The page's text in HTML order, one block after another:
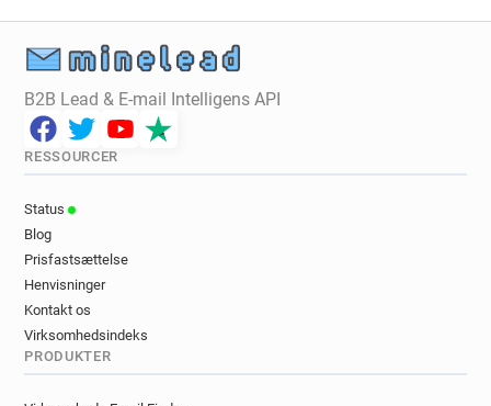
B2B Lead & E-mail Intelligens API
RESSOURCER
Status
Blog
Prisfastsættelse
Henvisninger
Kontakt os
Virksomhedsindeks
PRODUKTER